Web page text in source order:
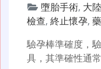
墮胎手術, 大
檢查, 終止懷孕,
驗孕棒準確度，
具，其準確性通